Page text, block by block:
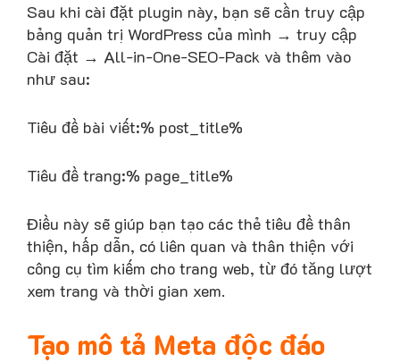
Sau khi cài đặt plugin này, bạn sẽ cần truy cập
bảng quản trị WordPress của mình → truy cập
Cài đặt → All-in-One-SEO-Pack và thêm vào
như sau:
Tiêu đề bài viết:% post_title%
Tiêu đề trang:% page_title%
Điều này sẽ giúp bạn tạo các thẻ tiêu đề thân
thiện, hấp dẫn, có liên quan và thân thiện với
công cụ tìm kiếm cho trang web, từ đó tăng lượt
xem trang và thời gian xem.
Tạo mô tả Meta độc đáo